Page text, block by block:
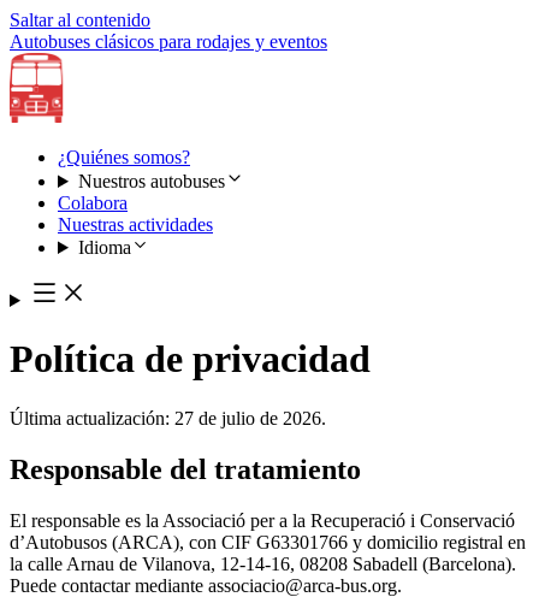
Saltar al contenido
Autobuses clásicos para rodajes y eventos
¿Quiénes somos?
Nuestros autobuses
Colabora
Nuestras actividades
Idioma
Política de privacidad
Última actualización: 27 de julio de 2026.
Responsable del tratamiento
El responsable es la Associació per a la Recuperació i Conservació
d’Autobusos (ARCA), con CIF G63301766 y domicilio registral en
la calle Arnau de Vilanova, 12-14-16, 08208 Sabadell (Barcelona).
Puede contactar mediante associacio@arca-bus.org.